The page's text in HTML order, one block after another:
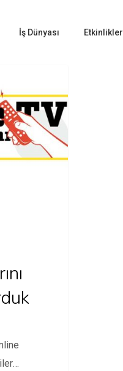
İş Dünyası Etkinlikler